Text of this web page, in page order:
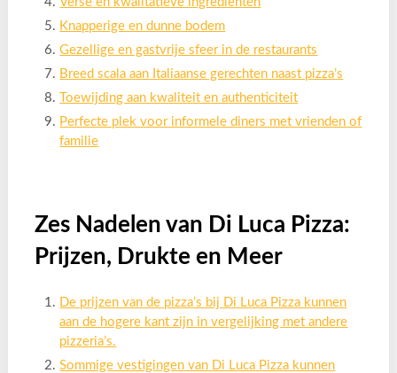
Knapperige en dunne bodem
Gezellige en gastvrije sfeer in de restaurants
Breed scala aan Italiaanse gerechten naast pizza’s
Toewijding aan kwaliteit en authenticiteit
Perfecte plek voor informele diners met vrienden of
familie
Zes Nadelen van Di Luca Pizza:
Prijzen, Drukte en Meer
De prijzen van de pizza’s bij Di Luca Pizza kunnen
aan de hogere kant zijn in vergelijking met andere
pizzeria’s.
Sommige vestigingen van Di Luca Pizza kunnen